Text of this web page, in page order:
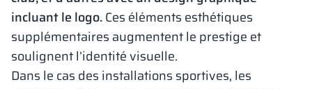
incluant le logo.Ces éléments esthétiques
supplémentaires augmentent le prestige et
soulignent l’identité visuelle.
Dans le cas des installations sportives, les